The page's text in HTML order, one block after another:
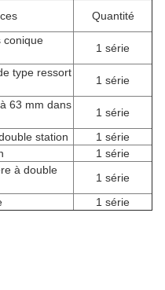
Quantité
conique
1 série
type ressort
1 série
63 mm dans
1 série
station
1 série
1 série
à double
1 série
1 série